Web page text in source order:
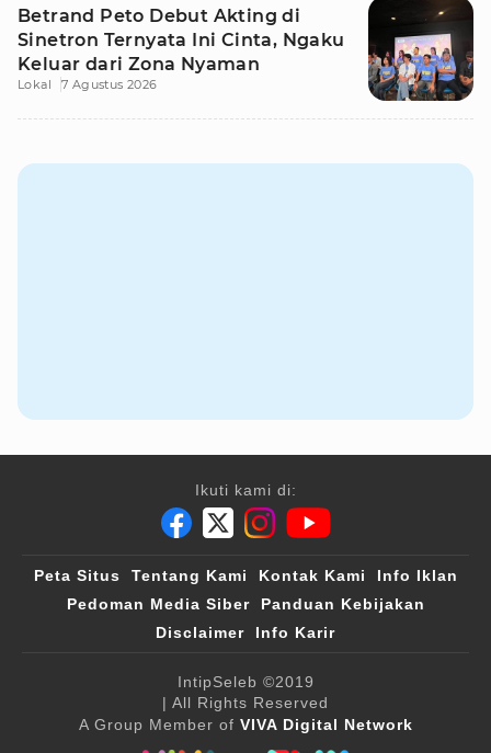
Betrand Peto Debut Akting di
Sinetron Ternyata Ini Cinta, Ngaku
Keluar dari Zona Nyaman
Lokal 7 Agustus 2026
Ikuti kami di:
Peta Situs Tentang Kami Kontak Kami
Info Iklan
Pedoman Media Siber
Panduan Kebijakan
Disclaimer
Info Karir
IntipSeleb ©2019
| All Rights Reserved
A Group Member of VIVA Digital Network